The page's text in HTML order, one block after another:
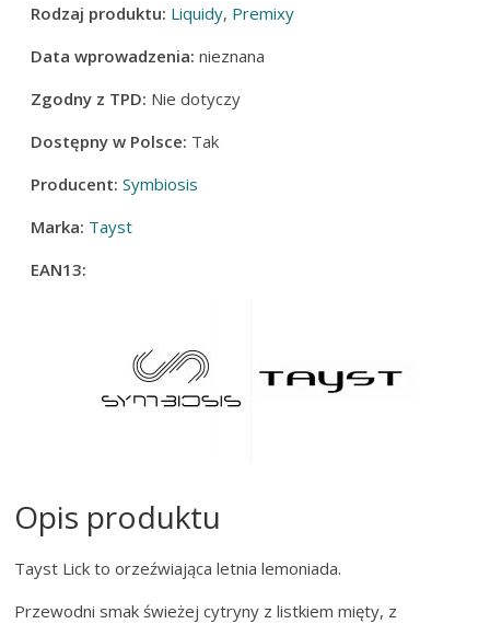
Rodzaj produktu: Liquidy, Premixy
Data wprowadzenia:nieznana
Zgodny z TPD: Nie dotyczy
Dostępny w Polsce: Tak
Producent: Symbiosis
Marka: Tayst
EAN13:
Opis produktu
Tayst Lick to orzeźwiająca letnia lemoniada.
Przewodni smak świeżej cytryny z listkiem mięty, z